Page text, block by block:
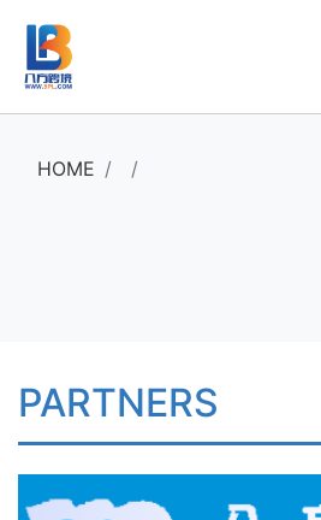
HOME
PARTNERS